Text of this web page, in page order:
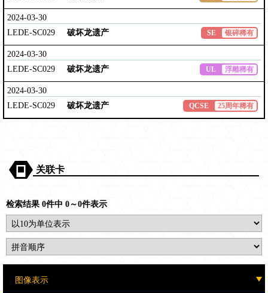
2024-03-30
LEDE-SC029
破坏龙遗产 SE 银碎稀有
2024-03-30
LEDE-SC029
破坏龙遗产 UL 浮雕稀有
2024-03-30
LEDE-SC029
破坏龙遗产 QCSE 25周年稀有
关联卡
检索结果 0件中 0～0件表示